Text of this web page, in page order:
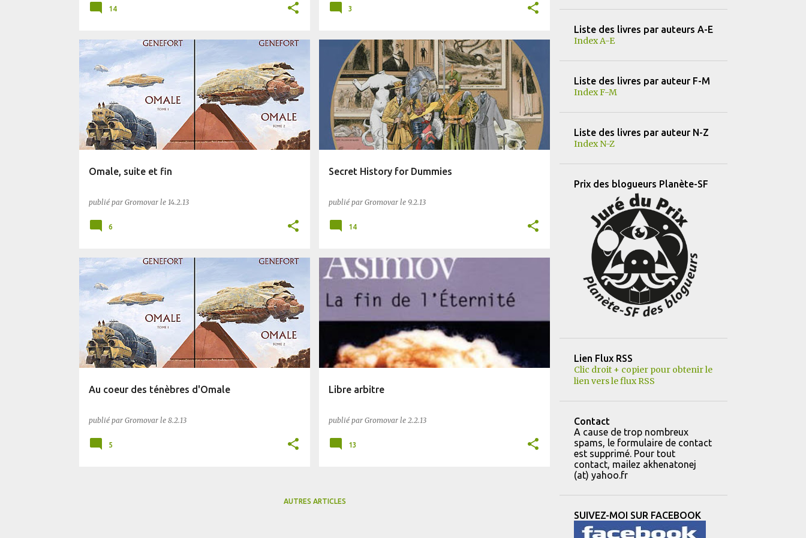
14 3
Omale, suite et fin
publié par Gromovar le 14.2.13
PLANÈTE SF
6
Secret History for Dummies
publié par Gromovar le 9.2.13
COMICS PLANÈTE SF UCHRONIE
14
Au coeur des ténèbres d'Omale
publié par Gromovar le 8.2.13
PLANÈTE SF
5
Libre arbitre
publié par Gromovar le 2.2.13
PLANÈTE SF SF
13
AUTRES ARTICLES
avril
16
mars
janvier
11
décembre
25
septembre
août
juillet
juin
mai
avril
février
12
janvier
2023
décembre
14
novembre
octobre
22
septembre
juin
Liste des livres par auteurs A-E
Index A-E
Liste des livres par auteur F-M
Index F-M
Liste des livres par auteur N-Z
Index N-Z
Prix des blogueurs Planète-SF
Lien Flux RSS
Clic droit + copier pour obtenir le
lien vers le flux RSS
Contact
A cause de trop nombreux
spams, le formulaire de contact
est supprimé. Pour tout
contact, mailez akhenatonej
(at) yahoo.fr
SUIVEZ-MOI SUR FACEBOOK